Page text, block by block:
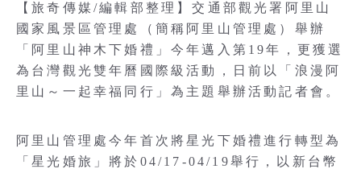
【旅奇傳媒/編輯部整理】交通部觀光署阿里山
國家風景區管理處（簡稱阿里山管理處）舉辦
「阿里山神木下婚禮」今年邁入第19年，更獲選
為台灣觀光雙年曆國際級活動，日前以「浪漫阿
里山～一起幸福同行」為主題舉辦活動記者會。
阿里山管理處今年首次將星光下婚禮進行轉型為
「星光婚旅」將於04/17-04/19舉行，以新台幣